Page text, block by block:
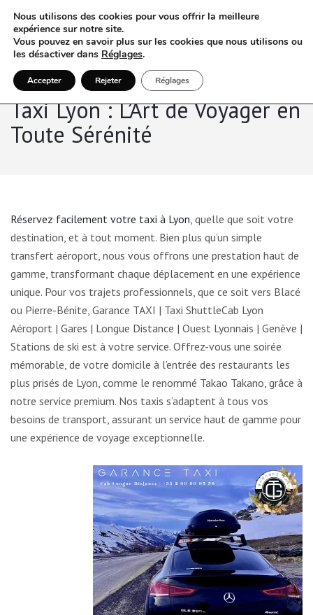
Taxi Lyon : L’Art de Voyager en
Toute Sérénité
Réservez facilement votre taxi à Lyon, quelle que soit votre
destination, et à tout moment. Bien plus qu’un simple
transfert aéroport, nous vous offrons une prestation haut de
gamme, transformant chaque déplacement en une expérience
unique. Pour vos trajets professionnels, que ce soit vers Blacé
ou Pierre-Bénite, Garance TAXI | Taxi ShuttleCab Lyon
Aéroport | Gares | Longue Distance | Ouest Lyonnais | Genève |
Stations de ski est à votre service. Offrez-vous une soirée
mémorable, de votre domicile à l’entrée des restaurants les
plus prisés de Lyon, comme le renommé Takao Takano, grâce à
notre service premium. Nos taxis s’adaptent à tous vos
besoins de transport, assurant un service haut de gamme pour
une expérience de voyage exceptionnelle.
Nous utilisons des cookies pour vous offrir la meilleure
expérience sur notre site.
Vous pouvez en savoir plus sur les cookies que nous utilisons ou
les désactiver dans Réglages.
Accepter Rejeter Réglages